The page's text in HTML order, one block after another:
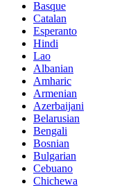
Basque
Catalan
Esperanto
Hindi
Lao
Albanian
Amharic
Armenian
Azerbaijani
Belarusian
Bengali
Bosnian
Bulgarian
Cebuano
Chichewa